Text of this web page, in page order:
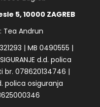
5, 10000 ZAGREB
Tea Andrun
| MB 0490555 |
d.d. polica
br. 078620134746 |
polica osiguranja